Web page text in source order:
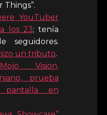
Things”.
YouTuber
los 23; tenía
seguidores.
un tributo.
Mojo Vision,
prueba
en